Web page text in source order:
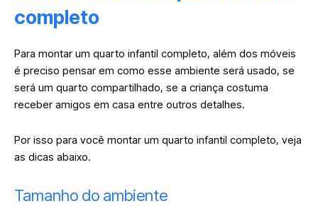
completo
Para montar um quarto infantil completo, além dos móveis
é preciso pensar em como esse ambiente será usado, se
será um quarto compartilhado, se a criança costuma
receber amigos em casa entre outros detalhes.
Por isso para você montar um quarto infantil completo, veja
as dicas abaixo.
Tamanho do ambiente